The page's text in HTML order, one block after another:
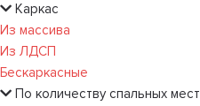
Каркас
Из массива
Из ЛДСП
Бескаркасные
По количеству спальных мест